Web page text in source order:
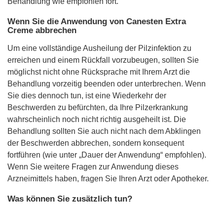
Wenn Sie die Anwendung von Canesten Extra
Creme abbrechen
Um eine vollständige Ausheilung der Pilzinfektion zu
erreichen und einem Rückfall vorzubeugen, sollten Sie
möglichst nicht ohne Rücksprache mit Ihrem Arzt die
Behandlung vorzeitig beenden oder unterbrechen. Wenn
Sie dies dennoch tun, ist eine Wiederkehr der
Beschwerden zu befürchten, da Ihre Pilzerkrankung
wahrscheinlich noch nicht richtig ausgeheilt ist. Die
Behandlung sollten Sie auch nicht nach dem Abklingen
der Beschwerden abbrechen, sondern konsequent
fortführen (wie unter „Dauer der Anwendung“ empfohlen).
Wenn Sie weitere Fragen zur Anwendung dieses
Arzneimittels haben, fragen Sie Ihren Arzt oder Apotheker.
Was können Sie zusätzlich tun?